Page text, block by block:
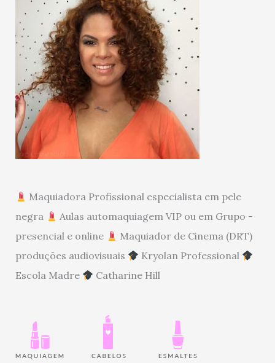
Maquiadora Profissional especialista em pele
negra
Aulas automaquiagem VIP ou em Grupo -
presencial e online
Maquiador de Cinema (DRT)
produções audiovisuais
Kryolan Professional
Escola Madre
Catharine Hill